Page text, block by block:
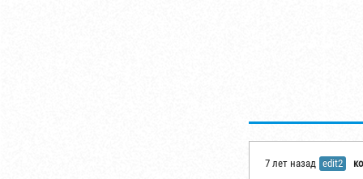
7 лет назад edit2